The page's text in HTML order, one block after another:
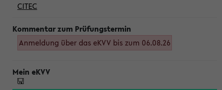
CITEC
Anmeldung über das eKVV bis zum 06.08.26